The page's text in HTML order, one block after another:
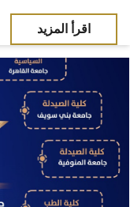
اقرأ المزيد